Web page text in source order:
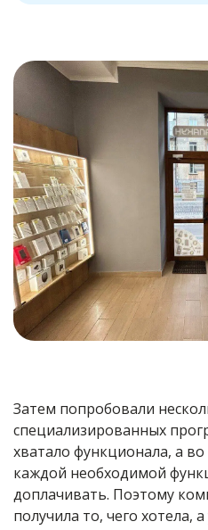
Затем попробовали
специализированных
хватало функционала, а
каждой необходимой
доплачивать. Поэтому
получила то, чего хотела,